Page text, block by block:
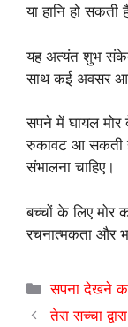
या हानि हो
यह अत्यंत शुभ
साथ कई अवसर
सपने में घायल मोर
रुकावट आ सकती
संभालना चाहिए।
बच्चों के लिए मोर
रचनात्मकता और
Categories
सपना देखने
तेरा सच्चा